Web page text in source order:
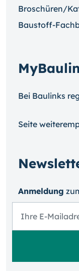
Broschüren/
Baustoff-
Bei Baulinks
Seite
Anmeldung